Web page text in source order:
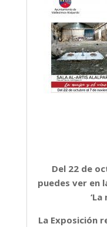
Del 22 de
puedes ver en
La Exposición